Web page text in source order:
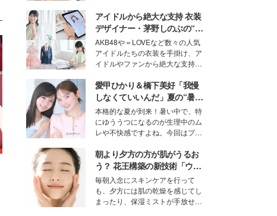
ションの完成度を高めるベースと
して、“髪そのものの美しさ”に改
めて注目する人が増えている様
子。今回は、そんな憧れの艶やか
な髪を日常で叶える、美容好きの
女性たちのヘアケア事情を紹介し
ます。
アイドルから絶大な支持 衣装
デザイナー・茅野しのぶの“可
愛い”を作る美学＜「シチズン
クロスシー」インタビュー＞
AKB48や＝LOVEなど数々の人気
アイドルたちの衣装を手掛け、ア
イドルやファンから絶大な支持を
取締役兼クリエイティブディレク
ター・茅野しのぶ。一人ひとりの
個性に寄り添い、魅力を引き出す
衣装作りは、多くの女性たちに勇
気と自信を与え続けている。
愛甲ひかり＆橋下美好「我慢
しなくていいんだ」夏の“暑さ
対策”の新しい選択肢とは？
本格的な夏が到来！暑い中で、特
にゆううつになるのが生理中のム
レや不快感ですよね。今回はプラ
モデル・愛甲ひかりさんと橋下美
好さんを迎えて本音で女子会トー
ク。猛暑のお出かけを快適に過ご
すヒントや、2人が感動した夏の
生理の新常識にも迫りました。
朝より夕方の方が肌がうるお
う？ 花王構築の新技術「ウォ
ーターキャプチャリングスキ
ン（捕水肌）」がスキンケア
の常識を変える予感
毎朝入念にスキンケアを行って
も、夕方には肌の乾燥を感じてし
まったり、保湿ミストが手放せな